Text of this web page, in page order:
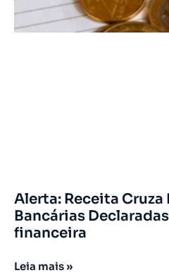
Alerta: Receita
Bancárias
financeira
Leia mais »